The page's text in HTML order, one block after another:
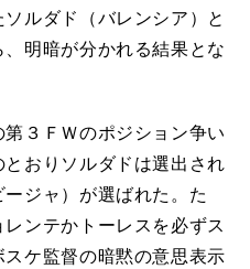
ルダド（バレンシア）と
明暗が分かれる結果とな
３ＦＷのポジション争い
おりソルダドは選出され
ジャ）が選ばれた。た
ンテかトーレスを必ずス
ケ監督の暗黙の意思表示